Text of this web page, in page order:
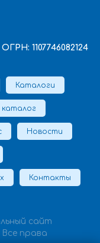
1107746082124
Каталоги
каталог
Новости
Контакты
сайт
права